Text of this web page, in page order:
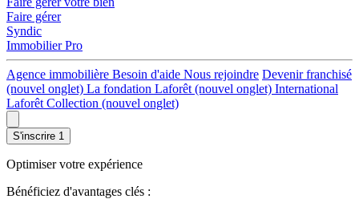
Faire gérer
Syndic
Immobilier Pro
Agence immobilière Besoin d'aide Nous rejoindre Devenir franchisé
(nouvel onglet) La fondation Laforêt (nouvel onglet) International
Laforêt Collection (nouvel onglet)
S'inscrire 1
Optimiser votre expérience
Bénéficiez d'avantages clés :